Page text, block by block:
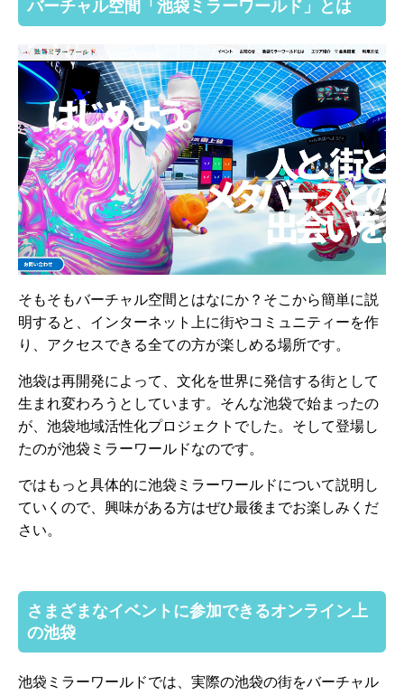
バーチャル空間「池袋ミラーワールド」とは
そもそもバーチャル空間とはなにか？そこから簡単に説
明すると、インターネット上に街やコミュニティーを作
り、アクセスできる全ての方が楽しめる場所です。
池袋は再開発によって、文化を世界に発信する街として
生まれ変わろうとしています。そんな池袋で始まったの
が、池袋地域活性化プロジェクトでした。そして登場し
たのが池袋ミラーワールドなのです。
ではもっと具体的に池袋ミラーワールドについて説明し
ていくので、興味がある方はぜひ最後までお楽しみくだ
さい。
さまざまなイベントに参加できるオンライン上
の池袋
池袋ミラーワールドでは、実際の池袋の街をバーチャル